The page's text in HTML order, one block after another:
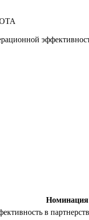
Номинация
в